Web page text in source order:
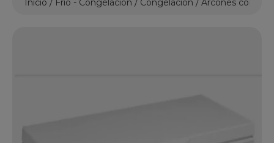
Inicio Frío - Congelación Congelación Arcones